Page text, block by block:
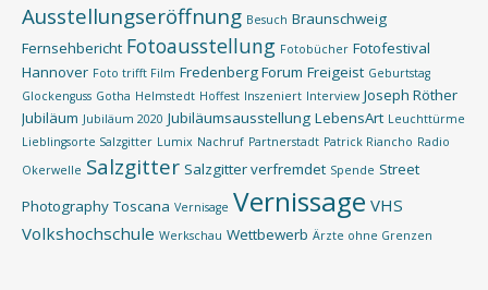
Ausstellungseröffnung Besuch Braunschweig
Fernsehbericht Fotoausstellung Fotobücher Fotofestival
Hannover Foto trifft Film Fredenberg Forum Freigeist Geburtstag
Glockenguss Gotha Helmstedt Hoffest Inszeniert Interview Joseph Röther
Jubiläum Jubiläum 2020 Jubiläumsausstellung LebensArt Leuchttürme
Lieblingsorte Salzgitter Lumix Nachruf Partnerstadt Patrick Riancho Radio
Okerwelle Salzgitter Salzgitter verfremdet Spende Street
Photography Toscana Vernisage Vernissage VHS
Volkshochschule Werkschau Wettbewerb Ärzte ohne Grenzen